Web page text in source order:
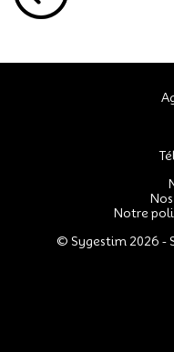
Notre
© Sygestim 2026 -